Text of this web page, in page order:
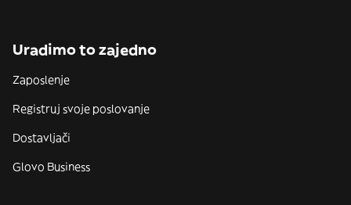
Uradimo to zajedno
Zaposlenje
Registruj svoje poslovanje
Dostavljači
Glovo Business